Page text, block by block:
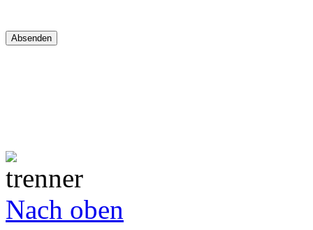
Nach oben